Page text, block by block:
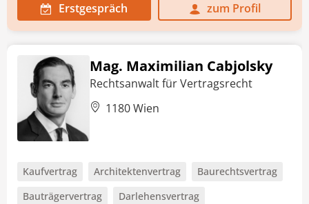
Erstgespräch zum Profil
Mag. Maximilian Cabjolsky
Rechtsanwalt für Vertragsrecht
1180 Wien
Kaufvertrag Architektenvertrag
Baurechtsvertrag
Bauträgervertrag
Darlehensvertrag